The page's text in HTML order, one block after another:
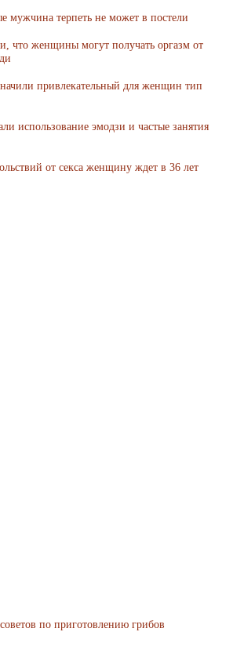
мужчина терпеть не может в постели
что женщины могут получать оргазм от
привлекательный для женщин тип
использование эмодзи и частые занятия
от секса женщину ждет в 36 лет
по приготовлению грибов